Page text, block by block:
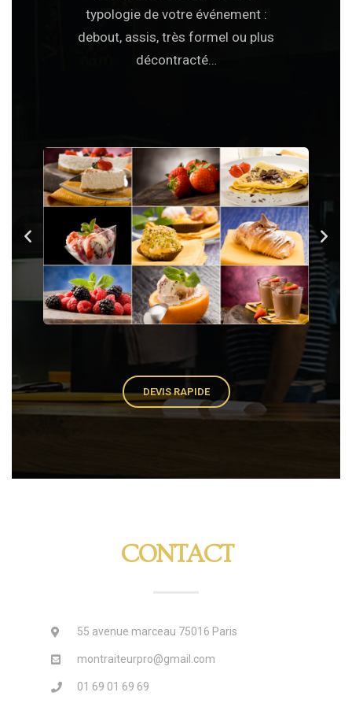
typologie de votre événement :
debout, assis, très formel ou plus
décontracté…
DEVIS RAPIDE
CONTACT
55 avenue marceau 75016 Paris
montraiteurpro@gmail.com
01 69 01 69 69